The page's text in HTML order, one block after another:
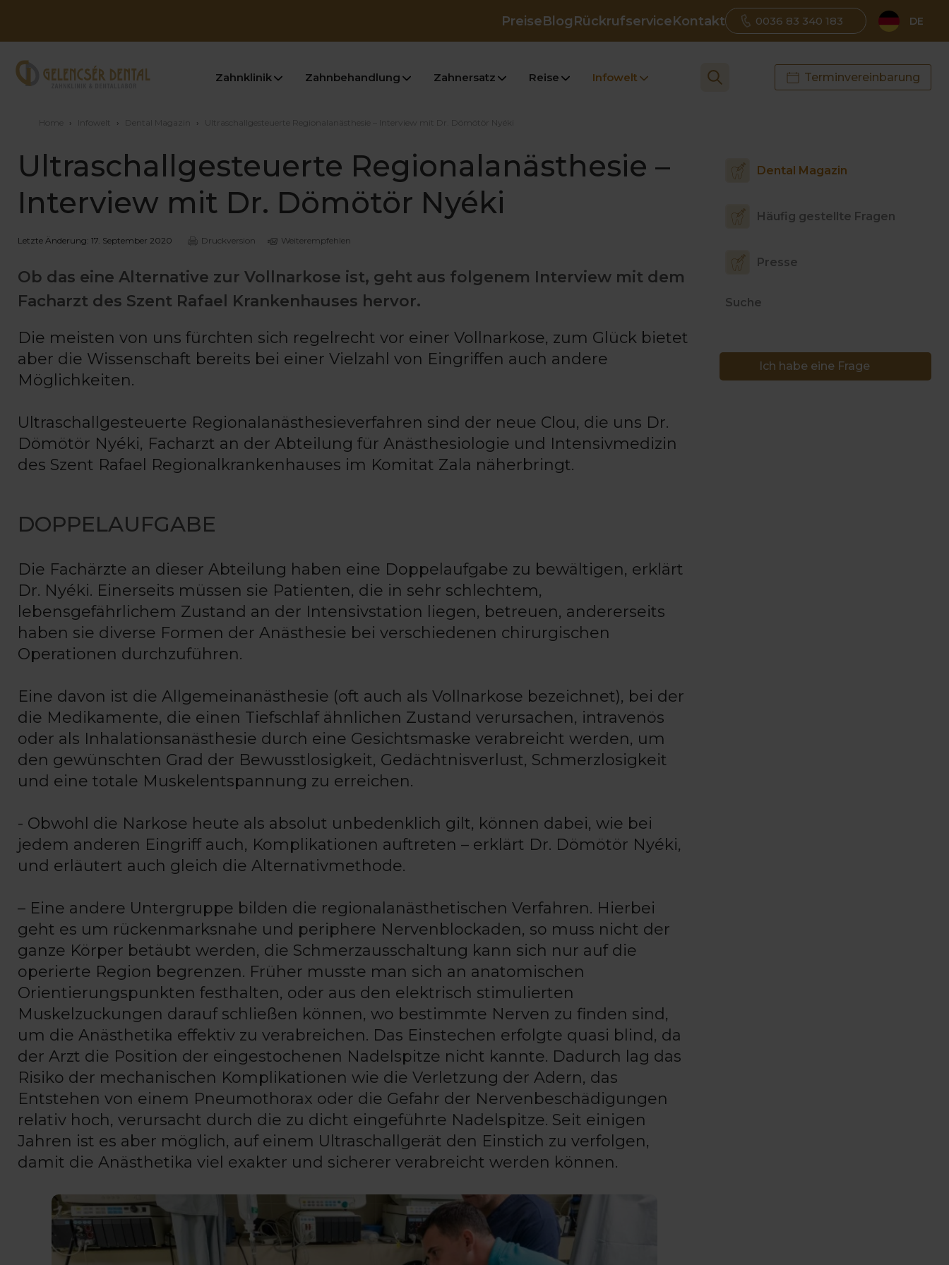
PreiseBlogRückrufserviceKontakt 0036 83 340 183 DE
Zahnklinik Zahnbehandlung Zahnersatz Reise Infowelt Terminvereinbarung
Home › Infowelt › Dental Magazin › Ultraschallgesteuerte Regionalanästhesie – Interview mit Dr. Dömötör Nyéki
Ultraschallgesteuerte Regionalanästhesie –
Interview mit Dr. Dömötör Nyéki
Letzte Änderung: 17. September 2020 Druckversion Weiterempfehlen
Ob das eine Alternative zur Vollnarkose ist, geht aus folgenem Interview mit dem
Facharzt des Szent Rafael Krankenhauses hervor.
Die meisten von uns fürchten sich regelrecht vor einer Vollnarkose, zum Glück bietet
aber die Wissenschaft bereits bei einer Vielzahl von Eingriffen auch andere
Möglichkeiten.
Ultraschallgesteuerte Regionalanästhesieverfahren sind der neue Clou, die uns Dr.
Dömötör Nyéki, Facharzt an der Abteilung für Anästhesiologie und Intensivmedizin
des Szent Rafael Regionalkrankenhauses im Komitat Zala näherbringt.
DOPPELAUFGABE
Die Fachärzte an dieser Abteilung haben eine Doppelaufgabe zu bewältigen, erklärt
Dr. Nyéki. Einerseits müssen sie Patienten, die in sehr schlechtem,
lebensgefährlichem Zustand an der Intensivstation liegen, betreuen, andererseits
haben sie diverse Formen der Anästhesie bei verschiedenen chirurgischen
Operationen durchzuführen.
Eine davon ist die Allgemeinanästhesie (oft auch als Vollnarkose bezeichnet), bei der
die Medikamente, die einen Tiefschlaf ähnlichen Zustand verursachen, intravenös
oder als Inhalationsanästhesie durch eine Gesichtsmaske verabreicht werden, um
den gewünschten Grad der Bewusstlosigkeit, Gedächtnisverlust, Schmerzlosigkeit
und eine totale Muskelentspannung zu erreichen.
- Obwohl die Narkose heute als absolut unbedenklich gilt, können dabei, wie bei
jedem anderen Eingriff auch, Komplikationen auftreten – erklärt Dr. Dömötör Nyéki,
und erläutert auch gleich die Alternativmethode.
– Eine andere Untergruppe bilden die regionalanästhetischen Verfahren. Hierbei
geht es um rückenmarksnahe und periphere Nervenblockaden, so muss nicht der
ganze Körper betäubt werden, die Schmerzausschaltung kann sich nur auf die
operierte Region begrenzen. Früher musste man sich an anatomischen
Orientierungspunkten festhalten, oder aus den elektrisch stimulierten
Muskelzuckungen darauf schließen können, wo bestimmte Nerven zu finden sind,
um die Anästhetika effektiv zu verabreichen. Das Einstechen erfolgte quasi blind, da
der Arzt die Position der eingestochenen Nadelspitze nicht kannte. Dadurch lag das
Risiko der mechanischen Komplikationen wie die Verletzung der Adern, das
Entstehen von einem Pneumothorax oder die Gefahr der Nervenbeschädigungen
relativ hoch, verursacht durch die zu dicht eingeführte Nadelspitze. Seit einigen
Jahren ist es aber möglich, auf einem Ultraschallgerät den Einstich zu verfolgen,
damit die Anästhetika viel exakter und sicherer verabreicht werden können.
Dental Magazin
Häufig gestellte Fragen
Presse
Suche
Ich habe eine Frage